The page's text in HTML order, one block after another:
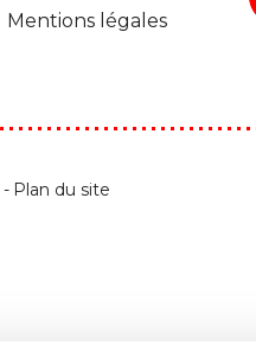
Mentions légales
Plan du site